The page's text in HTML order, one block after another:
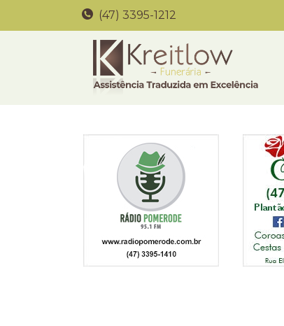
(47) 3395-1212